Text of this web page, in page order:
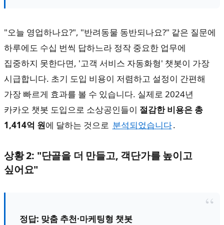
"오늘 영업하나요?", "반려동물 동반되나요?" 같은 질문에
하루에도 수십 번씩 답하느라 정작 중요한 업무에
집중하지 못한다면, '고객 서비스 자동화형' 챗봇이 가장
시급합니다. 초기 도입 비용이 저렴하고 설정이 간편해
가장 빠르게 효과를 볼 수 있습니다. 실제로 2024년
카카오 챗봇 도입으로 소상공인들이 절감한 비용은 총
1,414억 원에 달하는 것으로 분석되었습니다.
상황 2: "단골을 더 만들고, 객단가를 높이고
싶어요"
정답: 맞춤 추천·마케팅형 챗봇